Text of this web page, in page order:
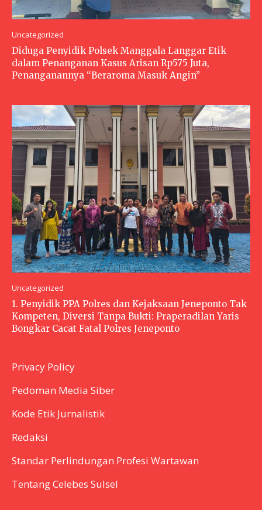
Uncategorized
Diduga Penyidik Polsek Manggala Langgar Etik
dalam Penanganan Kasus Arisan Rp575 Juta,
Penanganannya “Beraroma Masuk Angin”
Uncategorized
1. Penyidik PPA Polres dan Kejaksaan Jeneponto Tak
Kompeten, Diversi Tanpa Bukti: Praperadilan Yaris
Bongkar Cacat Fatal Polres Jeneponto
Privacy Policy
Pedoman Media Siber
Kode Etik Jurnalistik
Redaksi
Standar Perlindungan Profesi Wartawan
Tentang Celebes Sulsel